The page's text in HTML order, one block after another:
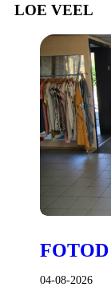
LOE VEEL
04-08-2026